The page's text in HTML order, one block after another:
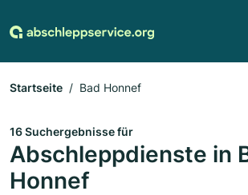
Startseite Bad Honnef
16 Suchergebnisse für
Abschleppdienste in
Honnef